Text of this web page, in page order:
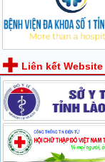
Liên kết Website